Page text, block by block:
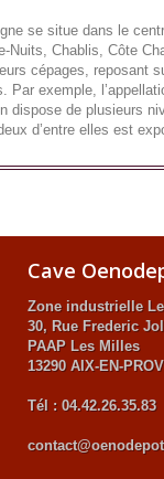
se situe dans le
Nuits, Chablis, Côte
cépages, reposant
Par exemple,
dispose de plusieurs
d’entre elles est
Cave
Zone industrielle
30, Rue Frederic
PAAP Les Milles
13290 AIX-EN-
Tél : 04.42.26.35.83